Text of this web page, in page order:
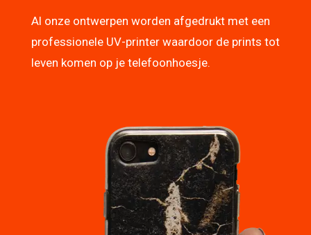
Al onze ontwerpen worden afgedrukt met een
professionele UV-printer waardoor de prints tot
leven komen op je telefoonhoesje.